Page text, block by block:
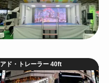
アド・トレーラー 40ft